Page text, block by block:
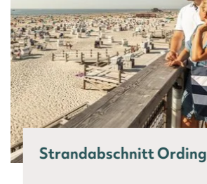
Strandabschnitt Ording